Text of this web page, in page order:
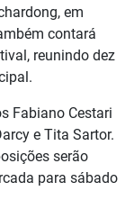
em
contará
reunindo dez
Fabiano Cestari
e Tita Sartor.
serão
para sábado